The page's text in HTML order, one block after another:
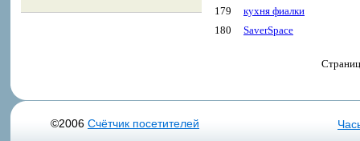
179
кухня фиалки
180
SaverSpace
©2006 Счётчик посетителей